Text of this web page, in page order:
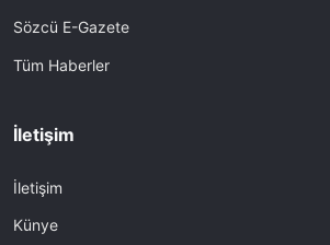
Sözcü E-Gazete
Tüm Haberler
İletişim
İletişim
Künye